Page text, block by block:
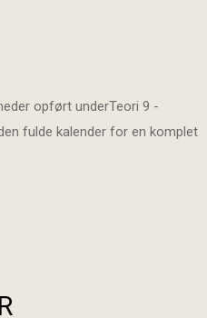
opført underTeori 9 -
fulde kalender for en komplet